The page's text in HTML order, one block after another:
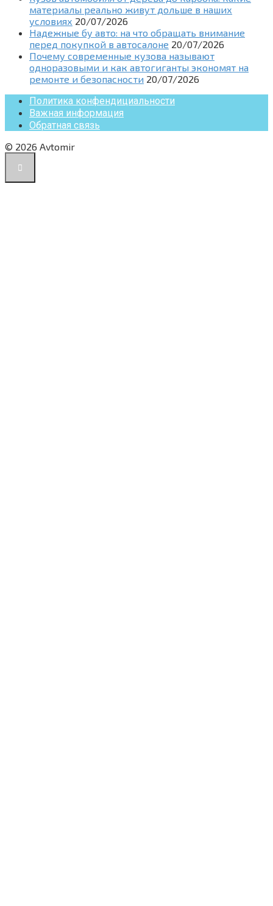
материалы реально живут дольше в наших
условиях 20/07/2026
Надежные бу авто: на что обращать внимание
перед покупкой в автосалоне 20/07/2026
Почему современные кузова называют
одноразовыми и как автогиганты экономят на
ремонте и безопасности 20/07/2026
Политика конфендициальности
Важная информация
Обратная связь
© 2026 Avtomir